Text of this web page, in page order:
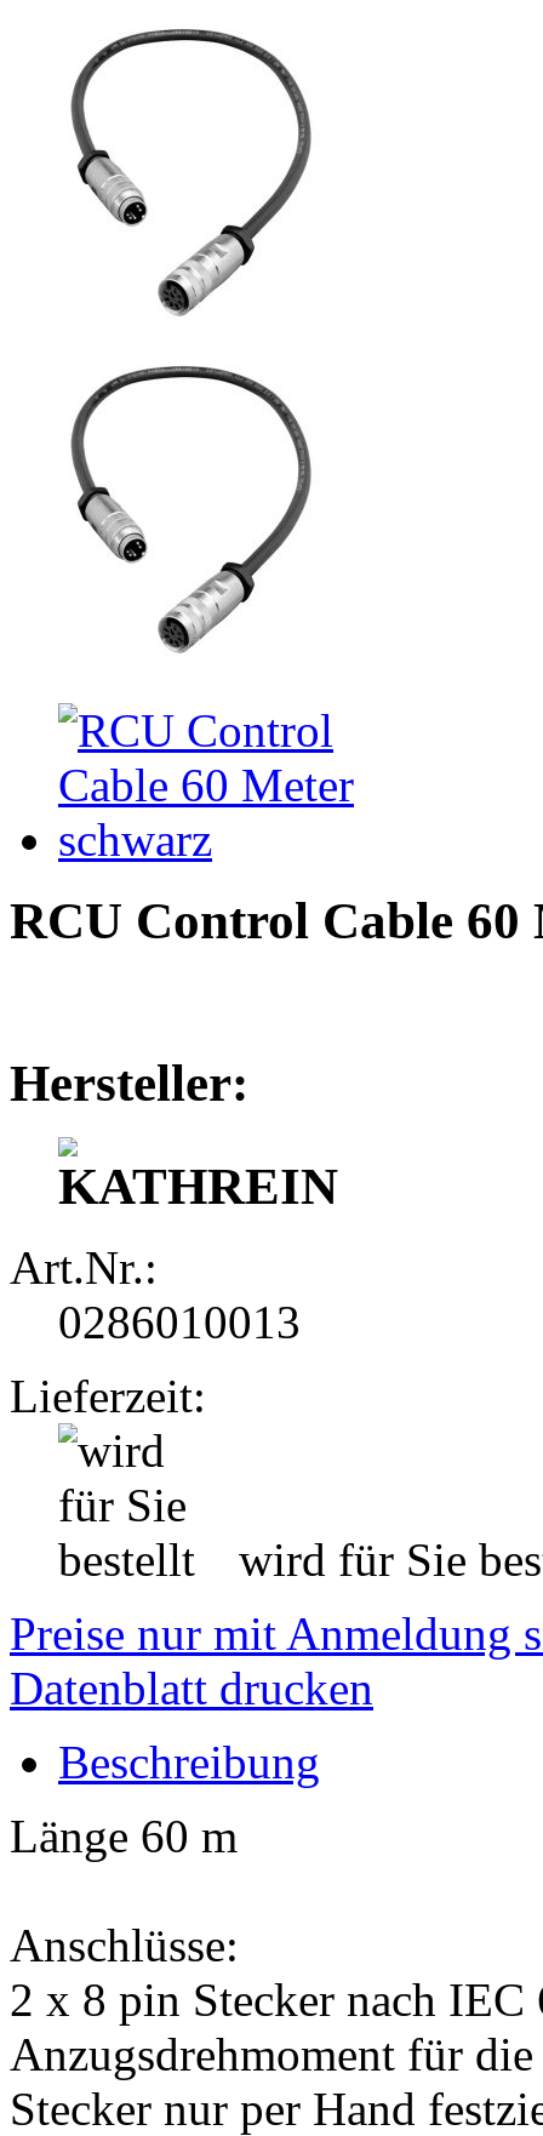
RCU Control Cable 60
Hersteller:
Art.Nr.:
0286010013
Lieferzeit:
wird für Sie
Preise nur mit Anmeldung
Datenblatt drucken
Beschreibung
Länge 60 m
Anschlüsse:
2 x 8 pin Stecker nach IEC
Anzugsdrehmoment für
Stecker nur per Hand